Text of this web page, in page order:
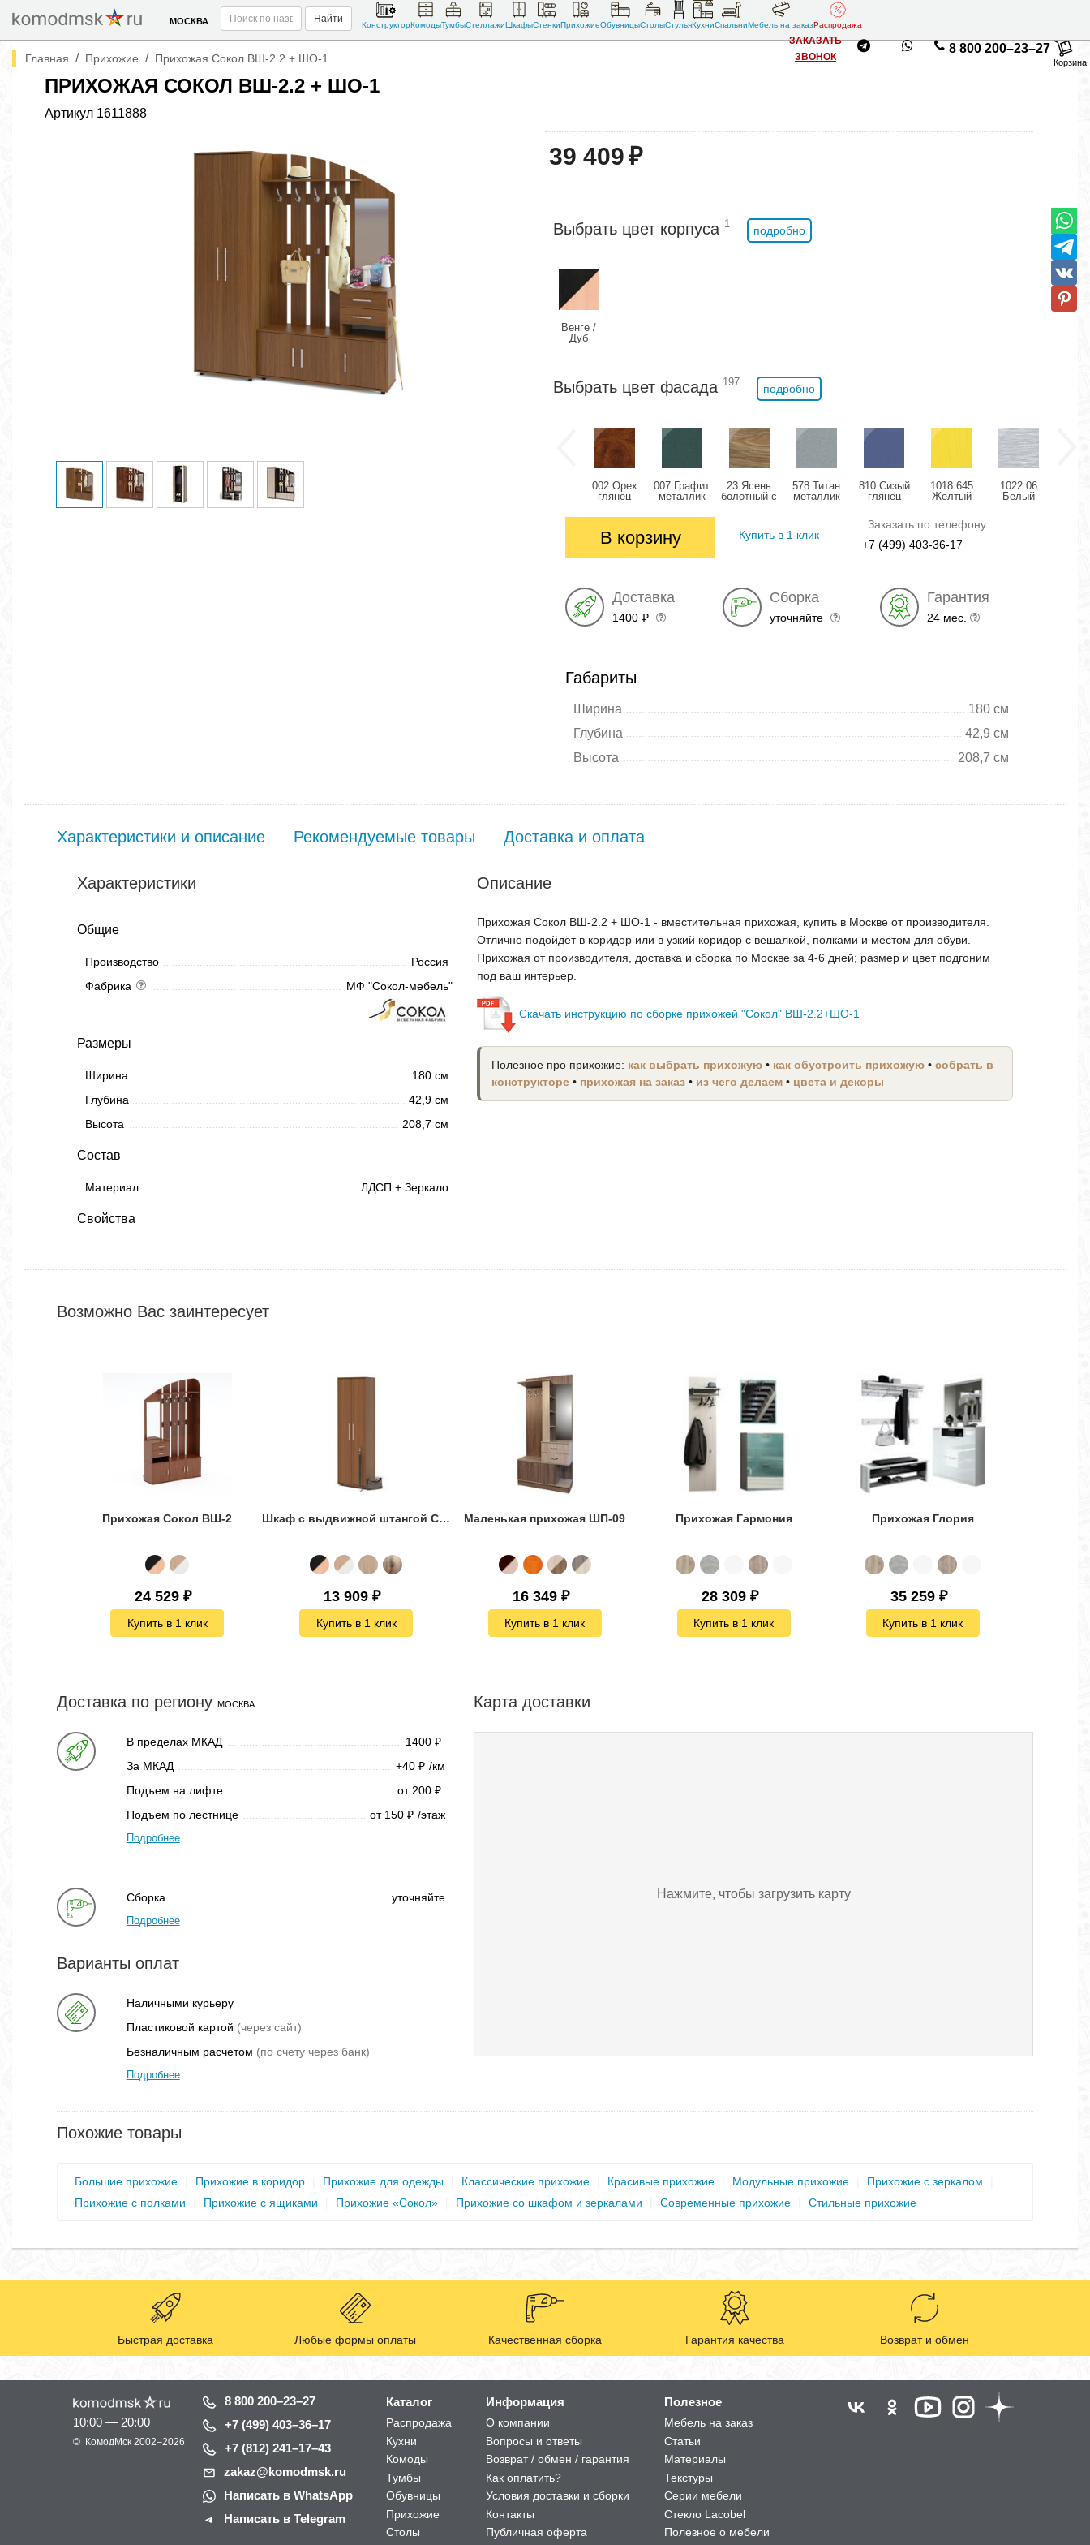
МОСКВА Найти
КонструкторКомодыТумбыСтеллажиШкафыСтенкиПрихожиеОбувницыСтолыСтульяКухниСпальниМебель на заказРаспродажа
ЗАКАЗАТЬ
ЗВОНОК
8 800 200–23–27
Корзина
Главная / Прихожие / Прихожая Сокол ВШ-2.2 + ШО-1
ПРИХОЖАЯ СОКОЛ ВШ-2.2 + ШО-1
Артикул 1611888
39 409₽
Выбрать цвет корпуса 1
подробно
Венге /
Дуб
Выбрать цвет фасада 197
подробно
002 Орех
глянец
007 Графит
металлик
23 Ясень
болотный с
578 Титан
металлик
810 Сизый
глянец
1018 645
Желтый
глянец
1022 06
Белый
В корзину Купить в 1 клик
Заказать по телефону
+7 (499) 403-36-17
Доставка
1400 ₽
Сборка
уточняйте
Гарантия
24 мес.
Габариты
Ширина
180 см
Глубина
42,9 см
Высота
208,7 см
Характеристики и описание Рекомендуемые товары Доставка и оплата
Характеристики
Общие
Производство
Россия
Фабрика
МФ "Сокол-мебель"
Размеры
Ширина
180 см
Глубина
42,9 см
Высота
208,7 см
Состав
Материал ЛДСП + Зеркало
Свойства
Описание
Прихожая Сокол ВШ-2.2 + ШО-1 - вместительная прихожая, купить в Москве от производителя.
Отлично подойдёт в коридор или в узкий коридор с вешалкой, полками и местом для обуви.
Прихожая от производителя, доставка и сборка по Москве за 4-6 дней; размер и цвет подгоним
под ваш интерьер.
Скачать инструкцию по сборке прихожей "Сокол" ВШ-2.2+ШО-1
Полезное про прихожие: как выбрать прихожую • как обустроить прихожую •собрать в
конструкторе • прихожая на заказ • из чего делаем • цвета и декоры
Возможно Вас заинтересует
Прихожая Сокол ВШ-2
24 529 ₽
Купить в 1 клик
Шкаф с выдвижной штангой Сокол ШО-1
13 909 ₽
Купить в 1 клик
Маленькая прихожая ШП-09
16 349 ₽
Купить в 1 клик
Прихожая Гармония
28 309 ₽
Купить в 1 клик
Прихожая Глория
35 259 ₽
Купить в 1 клик
Доставка по региону МОСКВА
В пределах МКАД 1400 ₽
За МКАД +40 ₽ /км
Подъем на лифте
от 200 ₽
Подъем по лестнице от 150 ₽ /этаж
Подробнее
Сборка уточняйте
Подробнее
Варианты оплат
Наличными курьеру
Пластиковой картой (через сайт)
Безналичным расчетом (по счету через банк)
Подробнее
Карта доставки
Нажмите, чтобы загрузить карту
Похожие товары
Большие прихожие Прихожие в коридор Прихожие для одежды Классические прихожие Красивые прихожие Модульные прихожие Прихожие с зеркалом
Прихожие с полками
Прихожие с ящиками Прихожие «Сокол» Прихожие со шкафом и зеркалами Современные прихожие Стильные прихожие
Быстрая доставка Любые формы оплаты Качественная сборка Гарантия качества Возврат и обмен
10:00 — 20:00
© КомодМск 2002–2026
8 800 200–23–27
+7 (499) 403–36–17
+7 (812) 241–17–43
zakaz@komodmsk.ru
Написать в WhatsApp
Написать в Telegram
Каталог
Распродажа
Кухни
Комоды
Тумбы
Обувницы
Прихожие
Столы
Информация
О компании
Вопросы и ответы
Возврат / обмен / гарантия
Как оплатить?
Условия доставки и сборки
Контакты
Публичная оферта
Полезное
Мебель на заказ
Статьи
Материалы
Текстуры
Серии мебели
Стекло Lacobel
Полезное о мебели